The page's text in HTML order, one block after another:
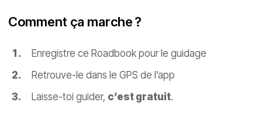
Comment ça marche ?
Enregistre ce Roadbook pour le guidage
Retrouve-le dans le GPS de l’app
Laisse-toi guider, c’est gratuit.